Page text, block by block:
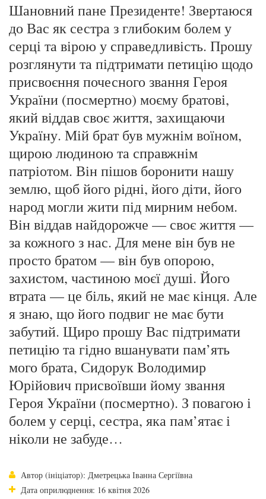
Шановний пане Президенте! Звертаюся
до Вас як сестра з глибоким болем у
серці та вірою у справедливість. Прошу
розглянути та підтримати петицію щодо
присвоєння почесного звання Героя
України (посмертно) моєму братові,
який віддав своє життя, захищаючи
Україну. Мій брат був мужнім воїном,
щирою людиною та справжнім
патріотом. Він пішов боронити нашу
землю, щоб його рідні, його діти, його
народ могли жити під мирним небом.
Він віддав найдорожче — своє життя —
за кожного з нас. Для мене він був не
просто братом — він був опорою,
захистом, частиною моєї душі. Його
втрата — це біль, який не має кінця. Але
я знаю, що його подвиг не має бути
забутий. Щиро прошу Вас підтримати
петицію та гідно вшанувати пам’ять
мого брата, Сидорук Володимир
Юрійович присвоївши йому звання
Героя України (посмертно). З повагою і
болем у серці, сестра, яка пам’ятає і
ніколи не забуде…
Автор (ініціатор): Дметрецька Іванна Сергіївна
Дата оприлюднення: 16 квітня 2026